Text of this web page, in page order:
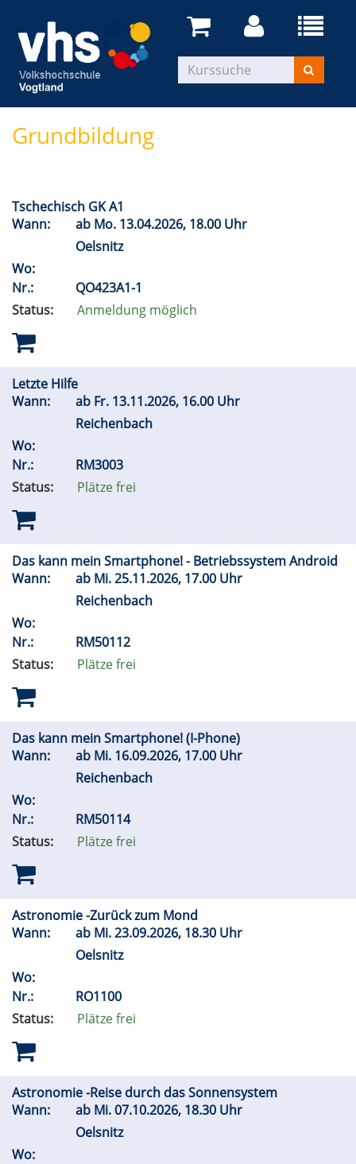
Grundbildung
Tschechisch GK A1
Wann:
ab Mo. 13.04.2026, 18.00 Uhr
Oelsnitz
Wo:
Nr.:
QO423A1-1
Status:
Anmeldung möglich
Letzte Hilfe
Wann:
ab Fr. 13.11.2026, 16.00 Uhr
Reichenbach
Wo:
Nr.:
RM3003
Status:
Plätze frei
Das kann mein Smartphone! - Betriebssystem Android
Wann:
ab Mi.25.11.2026, 17.00 Uhr
Reichenbach
Wo:
Nr.:
RM50112
Status:
Plätze frei
Das kann mein Smartphone! (I-Phone)
Wann:
ab Mi. 16.09.2026, 17.00 Uhr
Reichenbach
Wo:
Nr.:
RM50114
Status:
Plätze frei
Astronomie -Zurück zum Mond
Wann:
ab Mi.23.09.2026, 18.30 Uhr
Oelsnitz
Wo:
Nr.:
RO1100
Status:
Plätze frei
Astronomie -Reise durch das Sonnensystem
Wann:
ab Mi.07.10.2026, 18.30 Uhr
Oelsnitz
Wo: